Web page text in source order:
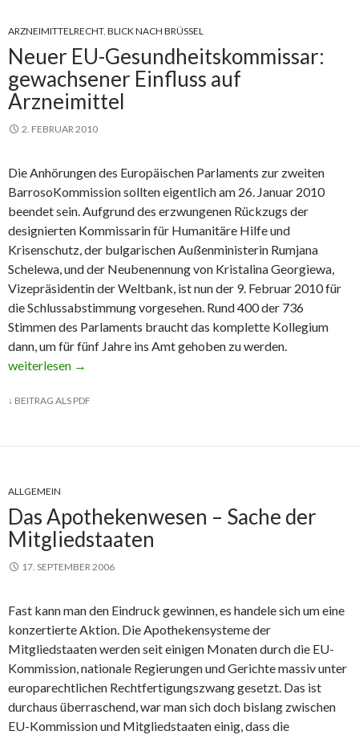
ARZNEIMITTELRECHT, BLICK NACH BRÜSSEL
Neuer EU-Gesundheitskommissar:
gewachsener Einfluss auf
Arzneimittel
2. FEBRUAR 2010
Die Anhörungen des Europäischen Parlaments zur zweiten
Barroso­Kommission sollten eigentlich am 26. Januar 2010
beendet sein. Aufgrund des erzwungenen Rückzugs der
designierten Kommissarin für Humanitäre Hilfe und
Krisenschutz, der bulgarischen Außenministerin Rumjana
Schelewa, und der Neubenennung von Kristalina Georgiewa,
Vizepräsidentin der Weltbank, ist nun der 9. Februar 2010 für
die Schlussabstimmung vorgesehen. Rund 400 der 736
Stimmen des Parlaments braucht das komplette Kollegium
dann, um für fünf Jahre ins Amt gehoben zu werden.
Neuer EU-Gesundheitskommissar: gewachsener Einfluss auf
weiterlesen →
↓ BEITRAG ALS PDF
ALLGEMEIN
Das Apothekenwesen – Sache der
Mitgliedstaaten
17. SEPTEMBER 2006
Fast kann man den Eindruck gewinnen, es handele sich um eine
konzertierte Aktion. Die Apothekensysteme der
Mitgliedstaaten werden seit einigen Monaten durch die EU-
Kommission, nationale Regierungen und Gerichte massiv unter
europarechtlichen Rechtfertigungszwang gesetzt. Das ist
durchaus überraschend, war man sich doch bislang zwischen
EU-Kommission und Mitgliedstaaten einig, dass die